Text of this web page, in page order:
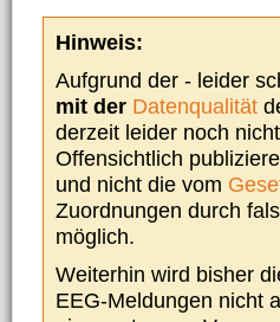
Hinweis:
Aufgrund der - leider
mit der Datenqualität
derzeit leider noch
Offensichtlich
und nicht die vom
Zuordnungen durch
möglich.
Weiterhin wird bisher
EEG-Meldungen nicht